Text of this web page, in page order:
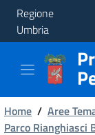
Regione
Umbria
Provincia
Aree
Tematiche
Briciole
Home / Aree
Parco Rianghiasci